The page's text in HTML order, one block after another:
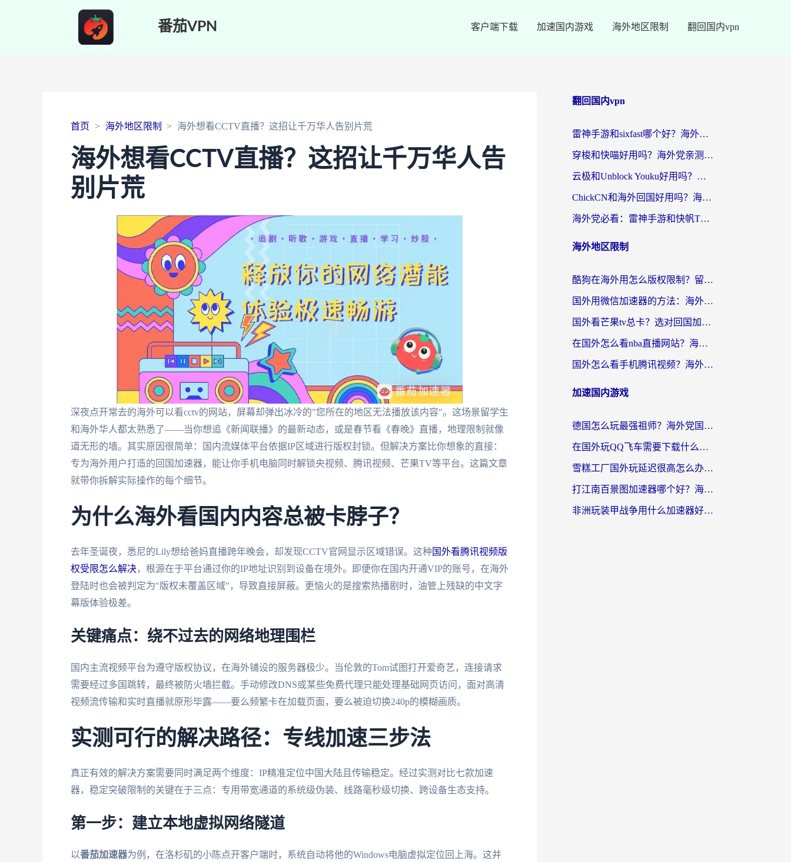
番茄VPN 客户端下载 加速国内游戏 海外地区限制 翻回国内vpn
首页 海外地区限制 海外想看CCTV直播？这招让千万华人告别片荒
海外想看CCTV直播？这招让千万华人告
别片荒
深夜点开常去的海外可以看cctv的网站，屏幕却弹出冰冷的"您所在的地区无法播放该内容"。这场景留学生
和海外华人都太熟悉了——当你想追《新闻联播》的最新动态，或是春节看《春晚》直播，地理限制就像
道无形的墙。其实原因很简单：国内流媒体平台依据IP区域进行版权封锁。但解决方案比你想象的直接：
专为海外用户打造的回国加速器，能让你手机电脑同时解锁央视频、腾讯视频、芒果TV等平台。这篇文章
就带你拆解实际操作的每个细节。
为什么海外看国内内容总被卡脖子？
去年圣诞夜，悉尼的Lily想给爸妈直播跨年晚会，却发现CCTV官网显示区域错误。这种 国外看腾讯视频版
权受限怎么解决，根源在于平台通过你的IP地址识别到设备在境外。即便你在国内开通VIP的账号，在海外
登陆时也会被判定为"版权未覆盖区域"，导致直接屏蔽。更恼火的是搜索热播剧时，油管上残缺的中文字
幕版体验极差。
关键痛点：绕不过去的网络地理围栏
国内主流视频平台为遵守版权协议，在海外铺设的服务器极少。当伦敦的Tom试图打开爱奇艺，连接请求
需要经过多国跳转，最终被防火墙拦截。手动修改DNS或某些免费代理只能处理基础网页访问，面对高清
视频流传输和实时直播就原形毕露——要么频繁卡在加载页面，要么被迫切换240p的模糊画质。
实测可行的解决路径：专线加速三步法
真正有效的解决方案需要同时满足两个维度：IP精准定位中国大陆且传输稳定。经过实测对比七款加速
器，稳定突破限制的关键在于三点：专用带宽通道的系统级伪装、线路毫秒级切换、跨设备生态支持。
第一步：建立本地虚拟网络隧道
以番茄加速器为例，在洛杉矶的小陈点开客户端时，系统自动将他的Windows电脑虚拟定位回上海。这并
翻回国内vpn
雷神手游和sixfast哪个好？海外党亲测3款回国加速器，教你选对不踩坑
穿梭和快喵好用吗？海外党亲测：小众加速器对比+番茄加速器深度体验
云极和Unblock Youku好用吗？海外党亲测+2026回国加速器避坑指南
ChickCN和海外回国好用吗？海外党2026亲测：从手游到影音，选对加速器的3个关键
海外党必看：雷神手游和快帆TV版好用吗？3步选对回国加速器不踩坑
海外地区限制
酷狗在海外用怎么版权限制？留学生亲测：3步解决听国内音乐难题
国外用微信加速器的方法：海外党无缝连接国内生活的实用指南
国外看芒果tv总卡？选对回国加速器，轻松追《浪姐》不费劲
在国外怎么看nba直播网站？海外党专属体育观赛指南，告别地区限制！
国外怎么看手机腾讯视频？海外党亲测有效的追剧加速器选择指南
加速国内游戏
德国怎么玩最强祖师？海外党国服游戏加速器选择全攻略（附宝可梦Online实测）
在国外玩QQ飞车需要下载什么加速器呢？海外党亲测有效的国服游戏加速指南
雪糕工厂国外玩延迟很高怎么办？海外玩家国服游戏加速终极攻略（附实测推荐）
打江南百景图加速器哪个好？海外党踩坑N次后，终于找到不卡的秘诀
非洲玩装甲战争用什么加速器好？海外党亲测有效的国服游戏加速方案